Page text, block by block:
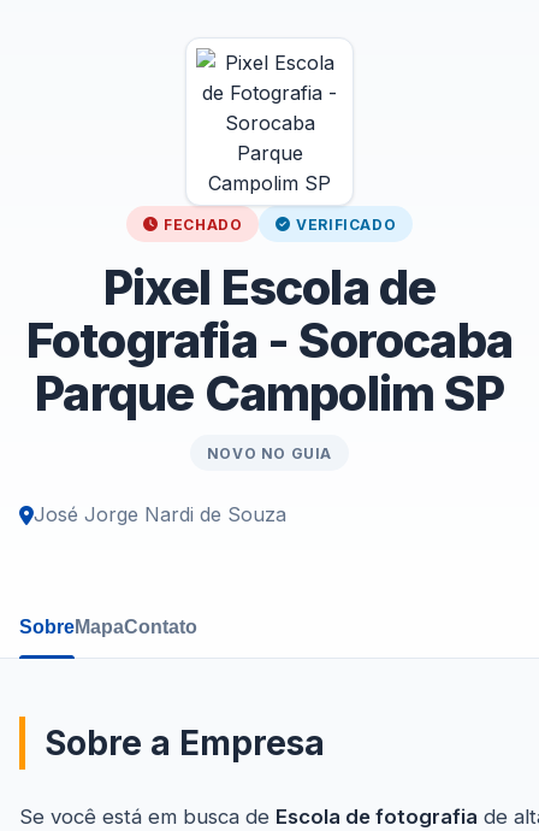
FECHADO VERIFICADO
Pixel Escola de
Fotografia - Sorocaba
Parque Campolim SP
NOVO NO GUIA
José Jorge Nardi de Souza
SobreMapaContato
Sobre a Empresa
Se você está em busca de Escola de fotografia de